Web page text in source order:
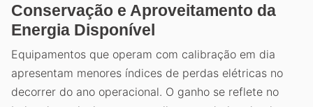
Conservação e Aproveitamento da
Energia Disponível
Equipamentos que operam com calibração em dia
apresentam menores índices de perdas elétricas no
decorrer do ano operacional. O ganho se reflete no